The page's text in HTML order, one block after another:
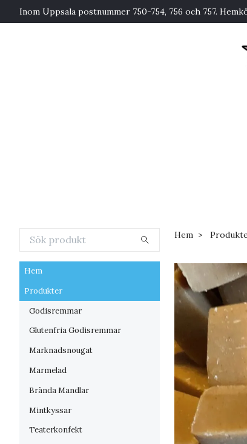
Inom Uppsala postnummer 750-754, 756 och 757.
Hem
Produkter
Godisremmar
Glutenfria Godisremmar
Marknadsnougat
Marmelad
Brända Mandlar
Mintkyssar
Teaterkonfekt
Hem